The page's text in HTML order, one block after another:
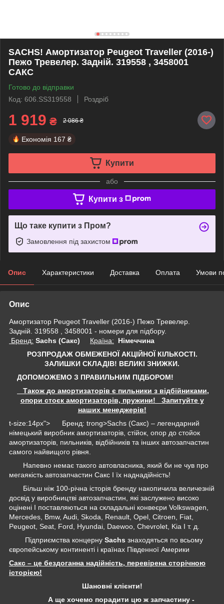
SACHS! Амортизатор Peugeot Traveller (2016-)
Пежо Тревелер. Задній. 319558 , 3458001
САКС
Готово до відправки
Код: 606.SS319558
Роздріб
1 919 ₴ 2 086 ₴
Економія 167 ₴
Купити
або
Купити з
Що таке купити з Пром?
Замовлення під захистом
Опис Характеристики Доставка Оплата Умови
Опис
Амортизатор Peugeot Traveller (2016-) Пежо Тревелер.
Задній. 319558 , 3458001 - номери для підбору.
Бренд: Sachs (Сакс) Країна: Німеччина
РОЗПРОДАЖ ОБМЕЖЕНОЇ АКЦІЙНОЇ КІЛЬКОСТІ.
ЗАЛИШКИ СКЛАДІВ! ВЕЛИКІ ЗНИЖКИ.
ДОПОМОЖЕМО З ПРАВИЛЬНИМ ПІДБОРОМ!
Також до амортизаторів є пильники з відбійниками,
опори стоєк амортизаторів, пружини! Запитуйте у
наших менеджерів!
t-size:14px"> Бренд: trong>Sachs (Сакс) – легендарний
німецький виробник амортизаторів, стійок, опор до стойок
амортизаторів, пильників, відбійників та інших автозапчастин
самого найвищого рівня.
Напевно немає такого автовласника, який би не чув про
мегаякість автозапчастин Сакс І їх наднадійність!
Більш ніж 100-річна історія бренду накопичила величезній
досвід у виробництві автозапчастин, які заслужено високо
оцінені І поставляються на складальні конвеєри Volkswagen,
Mercedes, Bmw, Audi, Skoda, Renault, Opel, Citroen, Fiat,
Peugeot, Seat, Ford, Hyundai, Daewoo, Chevrolet, Kia І т. д.
Підприємства концерну Sachs знаходяться по всьому
європейському континенті і країнах Південної Америки
Сакс – це бездоганна надійність, перевірена сторічною
історією!
Шановні клієнти!
А ще хочемо порадити цю ж запчастину -